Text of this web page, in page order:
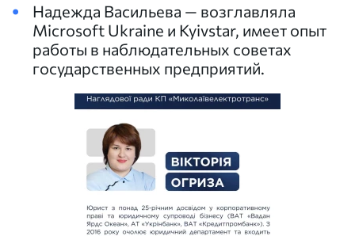
Надежда Васильева — возглавляла
Microsoft Ukraine и Kyivstar, имеет опыт
работы в наблюдательных советах
государственных предприятий.